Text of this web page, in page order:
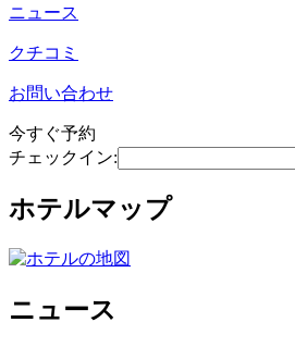
ニュース
クチコミ
お問い合わせ
今すぐ予約
チェックイン:
ホテルマップ
ニュース